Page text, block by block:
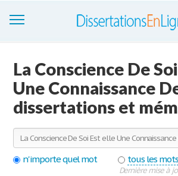
S'inscrire
Se connecter
Contactez-nous
La Conscience De
Une Connaissance
dissertations et
n'importe quel mot
tous les mots
Dernière mise à